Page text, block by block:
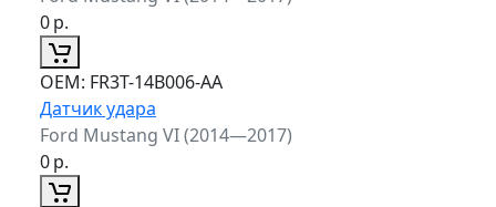
0р.
ОЕМ: FR3T-14B006-AA
Датчик удара
Ford Mustang VI (2014—2017)
0р.